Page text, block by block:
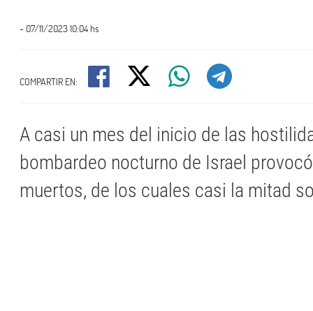
- 07/11/2023 10:04 hs
COMPARTIR EN:
A casi un mes del inicio de las
bombardeo nocturno de Israel
muertos, de los cuales casi la mitad